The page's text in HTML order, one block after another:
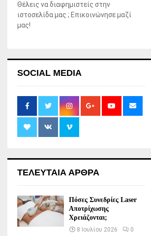
Θέλεις να διαφημιστείς στην
ιστοσελίδα μας ; Επικοινώνησε μαζί
μας!
SOCIAL MEDIA
ΤΕΛΕΥΤΑΙΑ ΑΡΘΡΑ
Πόσες Συνεδρίες Laser
Αποτρίχωσης
Χρειάζονται;
8 Ιουλίου 2026 0